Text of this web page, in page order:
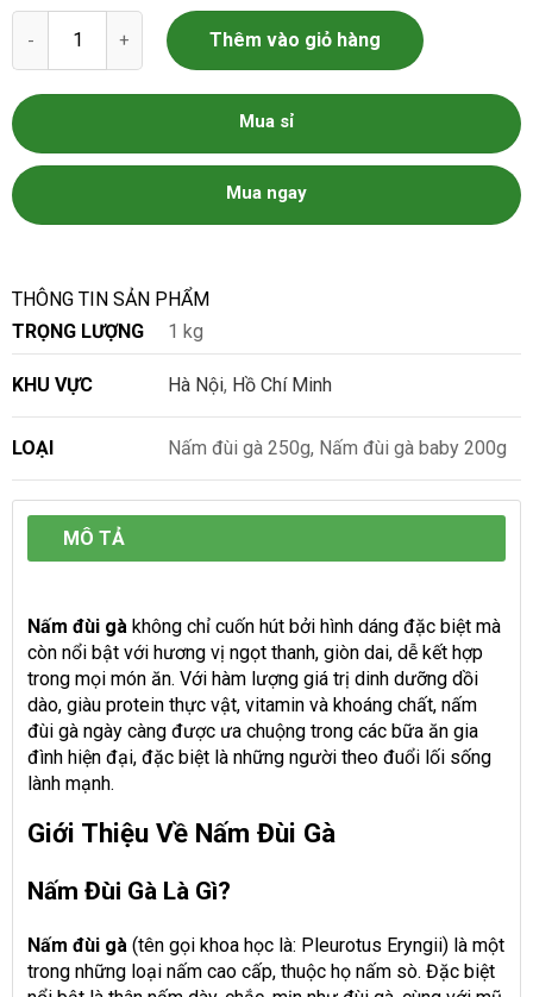
Nấm Đùi Gà số lượng
Thêm vào giỏ hàng
Mua sỉ
Mua ngay
THÔNG TIN SẢN PHẨM
TRỌNG LƯỢNG
1 kg
KHU VỰC Hà Nội, Hồ Chí Minh
LOẠI Nấm đùi gà 250g, Nấm đùi gà baby 200g
MÔ TẢ
Nấm đùi gà không chỉ cuốn hút bởi hình dáng đặc biệt mà
còn nổi bật với hương vị ngọt thanh, giòn dai, dễ kết hợp
trong mọi món ăn. Với hàm lượng giá trị dinh dưỡng dồi
dào, giàu protein thực vật, vitamin và khoáng chất, nấm
đùi gà ngày càng được ưa chuộng trong các bữa ăn gia
đình hiện đại, đặc biệt là những người theo đuổi lối sống
lành mạnh.
Giới Thiệu Về Nấm Đùi Gà
Nấm Đùi Gà Là Gì?
Nấm đùi gà (tên gọi khoa học là: Pleurotus Eryngii) là một
trong những loại nấm cao cấp, thuộc họ nấm sò. Đặc biệt